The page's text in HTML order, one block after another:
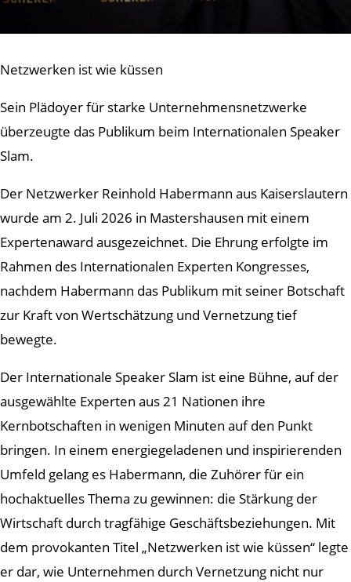
Netzwerken ist wie küssen
Sein Plädoyer für starke Unternehmensnetzwerke
überzeugte das Publikum beim Internationalen Speaker
Slam.
Der Netzwerker Reinhold Habermann aus Kaiserslautern
wurde am 2. Juli 2026 in Mastershausen mit einem
Expertenaward ausgezeichnet. Die Ehrung erfolgte im
Rahmen des Internationalen Experten Kongresses,
nachdem Habermann das Publikum mit seiner Botschaft
zur Kraft von Wertschätzung und Vernetzung tief
bewegte.
Der Internationale Speaker Slam ist eine Bühne, auf der
ausgewählte Experten aus 21 Nationen ihre
Kernbotschaften in wenigen Minuten auf den Punkt
bringen. In einem energiegeladenen und inspirierenden
Umfeld gelang es Habermann, die Zuhörer für ein
hochaktuelles Thema zu gewinnen: die Stärkung der
Wirtschaft durch tragfähige Geschäftsbeziehungen. Mit
dem provokanten Titel „Netzwerken ist wie küssen“ legte
er dar, wie Unternehmen durch Vernetzung nicht nur